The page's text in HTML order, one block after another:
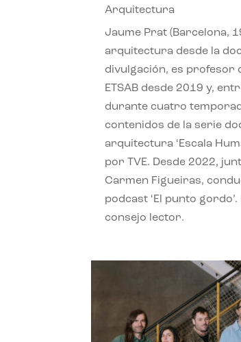
Arquitectura
Jaume Prat (Barcelona,
arquitectura desde la
divulgación, es profesor
ETSAB desde 2019 y,
durante cuatro
contenidos de la serie
arquitectura ‘Escala
por TVE. Desde 2022,
Carmen Figueiras,
podcast ‘El punto
consejo lector.